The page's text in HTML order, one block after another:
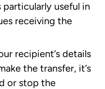
particularly useful in
receiving the
recipient’s details
the transfer, it’s
or stop the